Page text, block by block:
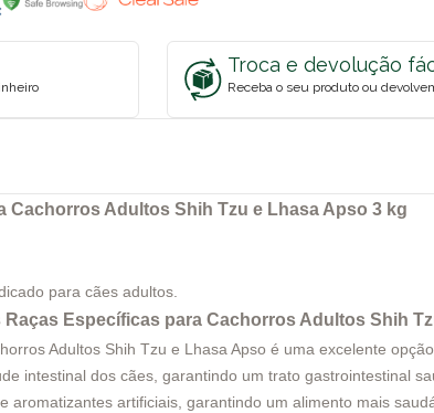
Troca e devolução
Receba o seu produto ou
Cachorros Adultos Shih Tzu e Lhasa Apso 3 kg
para cães adultos.
Raças Específicas para Cachorros Adultos Shih
Adultos Shih Tzu e Lhasa Apso é uma excelente
intestinal dos cães, garantindo um trato gastrointestinal
aromatizantes artificiais, garantindo um alimento mais